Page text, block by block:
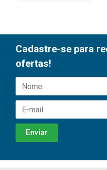
Cadastre-se para
ofertas!